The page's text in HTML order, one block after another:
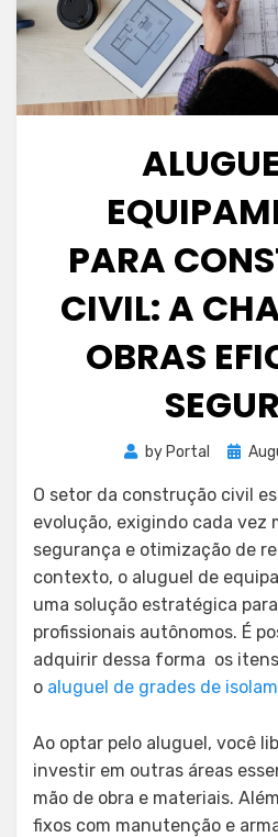
PARA
CIVIL: A
OBRAS
by Portal
Posted
O setor da construção civil
evolução, exigindo cada vez
segurança e otimização de
contexto, o aluguel de
uma solução estratégica
profissionais autônomos. É
adquirir dessa forma os itens
o aluguel de grades de
Ao optar pelo aluguel, você
investir em outras áreas
mão de obra e materiais.
fixos com manutenção e